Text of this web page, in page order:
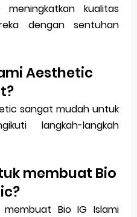
kualitas
dengan sentuhan
Aesthetic
sangat mudah untuk
langkah-langkah
membuat Bio
Bio IG Islami